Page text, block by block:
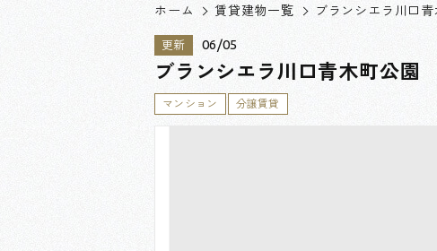
ホーム 賃貸建物一覧 ブランシエラ川口青
更新 06/05
ブランシエラ川口青木町公園
マンション 分譲賃貸